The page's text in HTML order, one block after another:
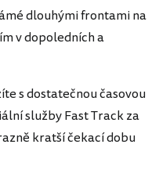
dlouhými frontami na
v dopoledních a
s dostatečnou časovou
služby Fast Track za
kratší čekací dobu